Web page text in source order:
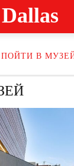
Dallas
ПОЙТИ В